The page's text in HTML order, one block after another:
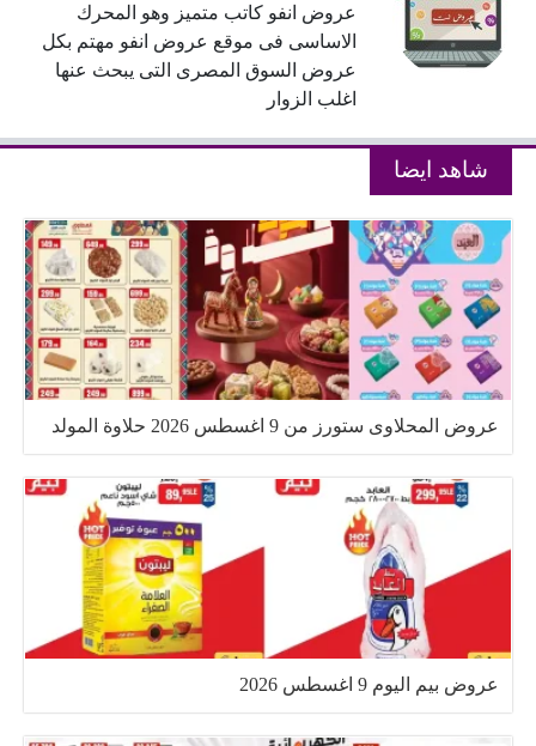
عروض انفو كاتب متميز وهو المحرك
الاساسى فى موقع عروض انفو مهتم بكل
عروض السوق المصرى التى يبحث عنها
اغلب الزوار
شاهد ايضا
عروض المحلاوى ستورز من 9 اغسطس 2026 حلاوة المولد
عروض بيم اليوم 9 اغسطس 2026